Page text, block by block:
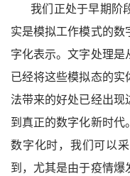
我们正处于早期阶
实是模拟工作模式的
字化表示。文字处理
已经将这些模拟态的
法带来的好处已经出
到真正的数字化新时
数字化时，我们可以
到，尤其是由于疫情